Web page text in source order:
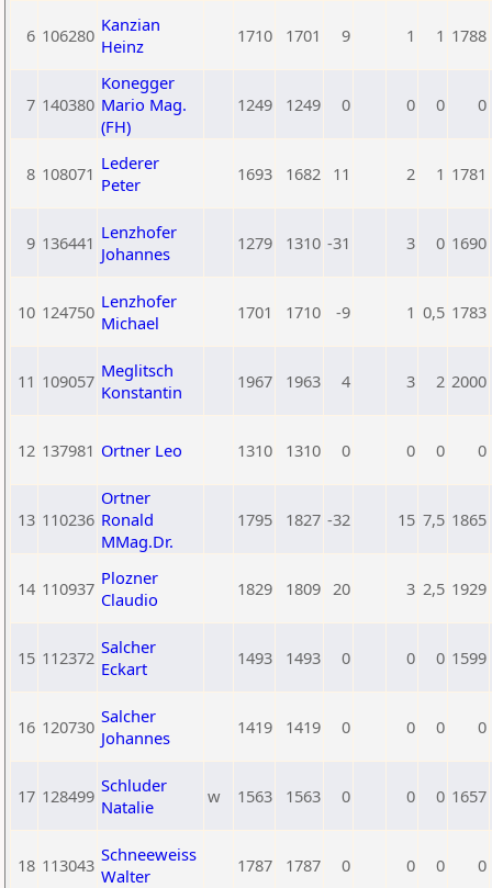
6 106280 Kanzian
Heinz
1710 1701 9 1 1 1788
7 140380
Konegger
Mario Mag.
(FH)
1249 1249 0 0 0 0
8 108071 Lederer
Peter
1693 1682 11 2 1 1781
9 136441 Lenzhofer
Johannes
1279 1310 -31 3 0 1690
10 124750 Lenzhofer
Michael
1701 1710 -9 1 0,5 1783
11 109057 Meglitsch
Konstantin
1967 1963 4 3 2 2000
12 137981 Ortner Leo 1310 1310 0 0 0 0
13 110236
Ortner
Ronald
MMag.Dr.
1795 1827 -32 15 7,5 1865
14 110937 Plozner
Claudio
1829 1809 20 3 2,5 1929
15 112372 Salcher
Eckart
1493 1493 0 0 0 1599
16 120730 Salcher
Johannes
1419 1419 0 0 0 0
17 128499 Schluder
Natalie
w 1563 1563 0 0 0 1657
18 113043 Schneeweiss
Walter
1787 1787 0 0 0 0